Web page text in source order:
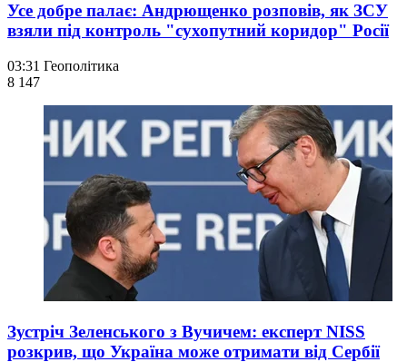
Усе добре палає: Андрющенко розповів, як ЗСУ
взяли під контроль "сухопутний коридор" Росії
03:31 Геополітика
8 147
Зустріч Зеленського з Вучичем: експерт NISS
розкрив, що Україна може отримати від Сербії